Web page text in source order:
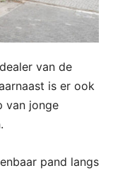
van de
is er ook
van jonge
pand langs